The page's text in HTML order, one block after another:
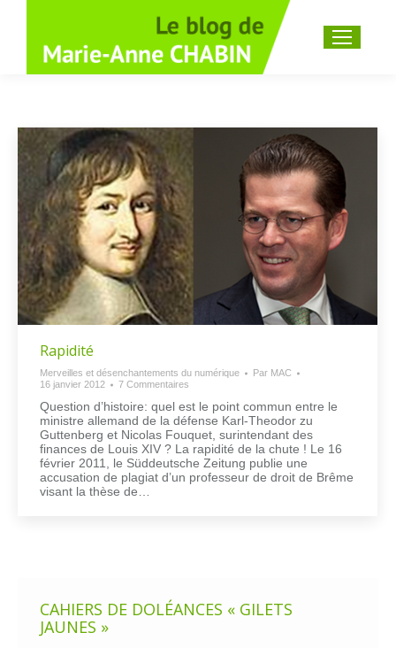
Recherche
Rapidité
Merveilles et désenchantements du numérique Par MAC
16 janvier 2012
7 Commentaires
Question d’histoire: quel est le point commun entre le
ministre allemand de la défense Karl-Theodor zu
Guttenberg et Nicolas Fouquet, surintendant des
finances de Louis XIV ? La rapidité de la chute ! Le 16
février 2011, le Süddeutsche Zeitung publie une
accusation de plagiat d’un professeur de droit de Brême
visant la thèse de…
CAHIERS DE DOLÉANCES « GILETS
JAUNES »